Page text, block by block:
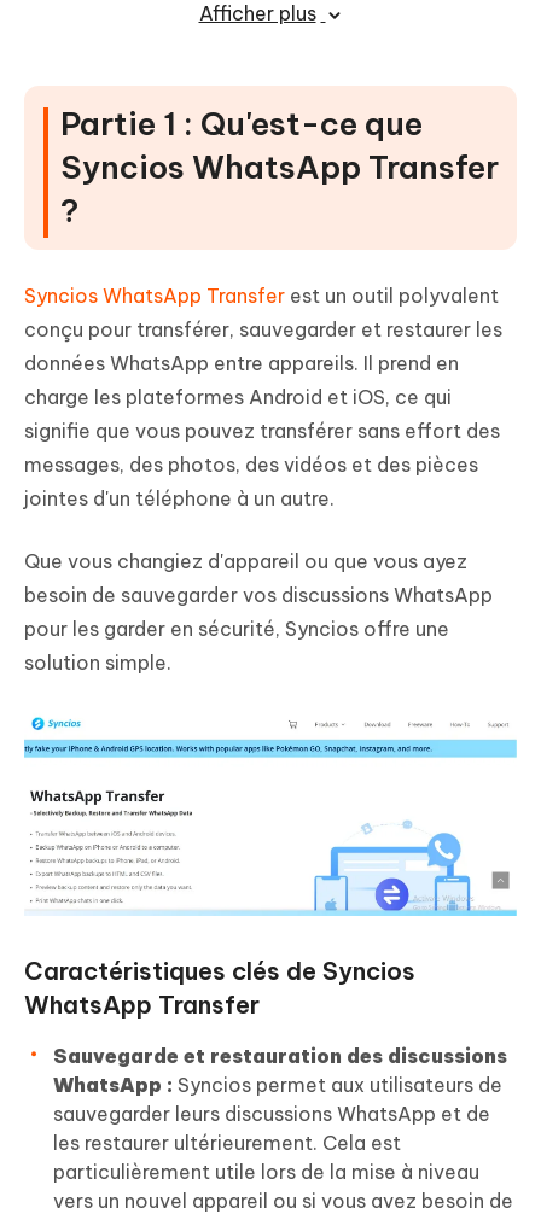
Afficher plus
Partie 1 : Qu'est-ce que
Syncios WhatsApp Transfer
?
Syncios WhatsApp Transfer est un outil polyvalent
conçu pour transférer, sauvegarder et restaurer les
données WhatsApp entre appareils. Il prend en
charge les plateformes Android et iOS, ce qui
signifie que vous pouvez transférer sans effort des
messages, des photos, des vidéos et des pièces
jointes d'un téléphone à un autre.
Que vous changiez d'appareil ou que vous ayez
besoin de sauvegarder vos discussions WhatsApp
pour les garder en sécurité, Syncios offre une
solution simple.
Caractéristiques clés de Syncios
WhatsApp Transfer
Sauvegarde et restauration des discussions
WhatsApp : Syncios permet aux utilisateurs de
sauvegarder leurs discussions WhatsApp et de
les restaurer ultérieurement. Cela est
particulièrement utile lors de la mise à niveau
vers un nouvel appareil ou si vous avez besoin de